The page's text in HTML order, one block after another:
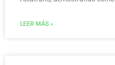
LEER MÁS »